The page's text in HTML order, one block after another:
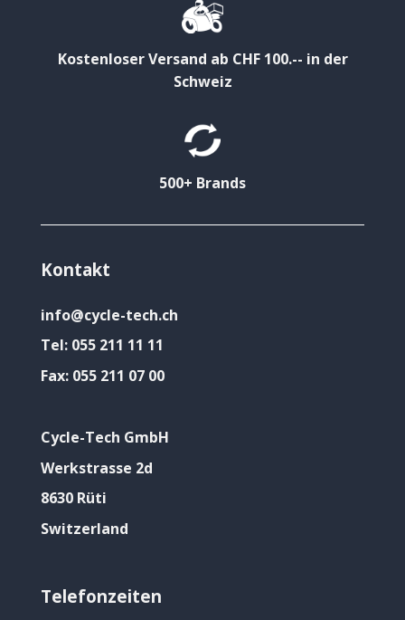
Kostenloser Versand ab CHF 100.-- in der
Schweiz
500+ Brands
Kontakt
info@cycle-tech.ch
Tel: 055 211 11 11
Fax: 055 211 07 00
Cycle-Tech GmbH
Werkstrasse 2d
8630 Rüti
Switzerland
Telefonzeiten